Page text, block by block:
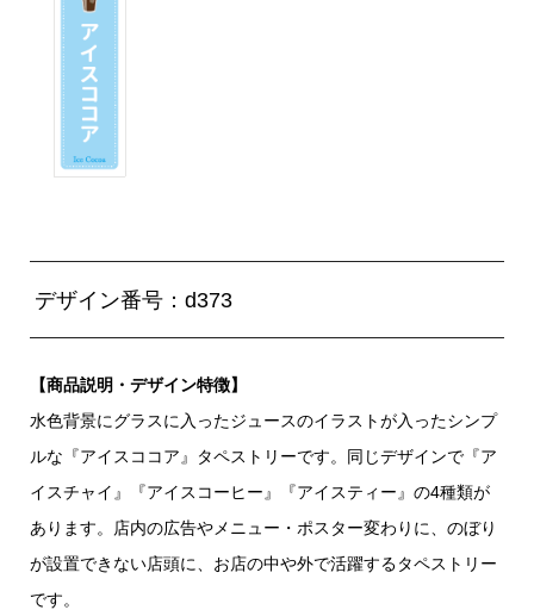
デザイン番号：d373
【商品説明・デザイン特徴】
水色背景にグラスに入ったジュースのイラストが入ったシンプ
ルな『アイスココア』タペストリーです。同じデザインで『ア
イスチャイ』『アイスコーヒー』『アイスティー』の4種類が
あります。店内の広告やメニュー・ポスター変わりに、のぼり
が設置できない店頭に、お店の中や外で活躍するタペストリー
です。